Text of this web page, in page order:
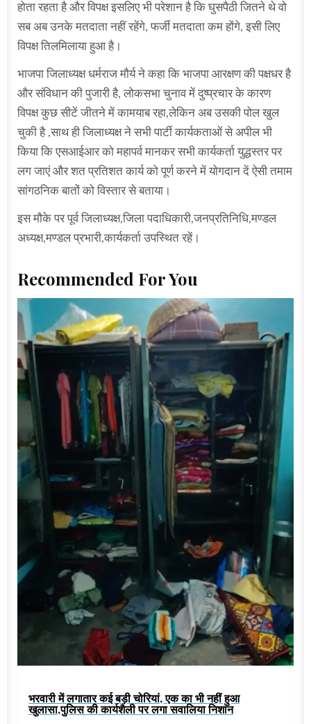
होता रहता है और विपक्ष इसलिए भी परेशान है कि घुसपैठी जितने थे वो
सब अब उनके मतदाता नहीं रहेंगे, फर्जी मतदाता कम होंगे, इसी लिए
विपक्ष तिलमिलाया हुआ है।
भाजपा जिलाध्यक्ष धर्मराज मौर्य ने कहा कि भाजपा आरक्षण की पक्षधर है
और संविधान की पुजारी है, लोकसभा चुनाव में दुष्प्रचार के कारण
विपक्ष कुछ सीटें जीतने में कामयाब रहा,लेकिन अब उसकी पोल खुल
चुकी है ,साथ ही जिलाध्यक्ष ने सभी पार्टी कार्यकताओं से अपील भी
किया कि एसआईआर को महापर्व मानकर सभी कार्यकर्ता युद्धस्तर पर
लग जाएं और शत प्रतिशत कार्य को पूर्ण करने में योगदान दें ऐसी तमाम
सांगठनिक बातों को विस्तार से बताया।
इस मौके पर पूर्व जिलाध्यक्ष,जिला पदाधिकारी,जनप्रतिनिधि,मण्डल
अध्यक्ष,मण्डल प्रभारी,कार्यकर्ता उपस्थित रहें।
Recommended For You
भरवारी में लगातार कई बड़ी चोरियां, एक का भी नहीं हुआ
खुलासा,पुलिस की कार्यशैली पर लगा सवालिया निशान